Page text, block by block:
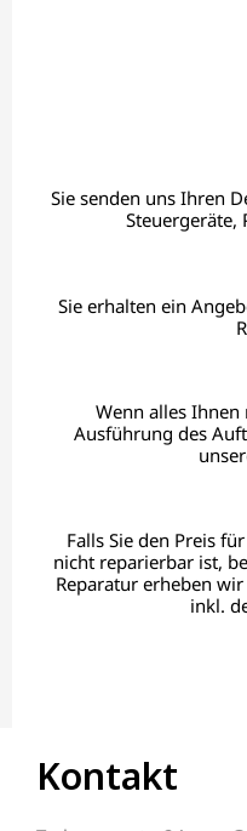
Sie senden uns Ihren
Steuergeräte,
Sie erhalten ein
Wenn alles
Ausführung des
Falls Sie den Preis
nicht reparierbar ist,
Reparatur erheben
inkl.
Kontakt